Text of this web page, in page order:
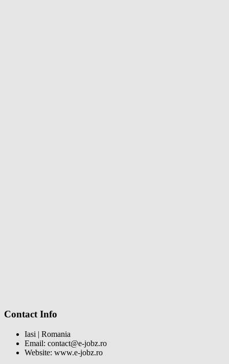
Contact Info
Iasi | Romania
Email: contact@e-jobz.ro
Website: www.e-jobz.ro